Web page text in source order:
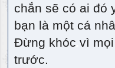
chắn sẽ có ai đó
bạn là một cá
Đừng khóc vì
trước.